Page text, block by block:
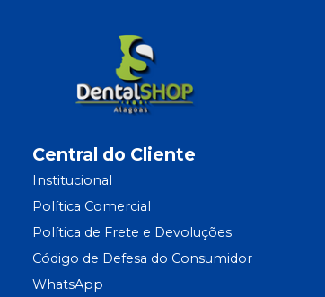
Central do Cliente
Institucional
Política Comercial
Política de Frete e Devoluções
Código de Defesa do Consumidor
WhatsApp